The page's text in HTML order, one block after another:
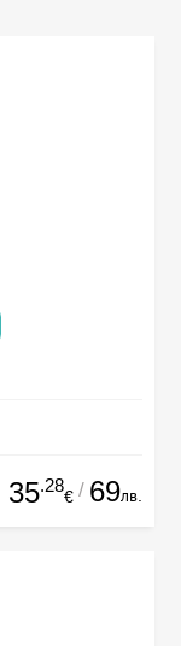
35.28
€ / 69лв.